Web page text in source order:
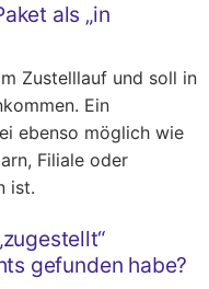
als „in
Zustelllauf und soll in
Ein
ebenso möglich wie
Filiale oder
ist.
gefunden habe?